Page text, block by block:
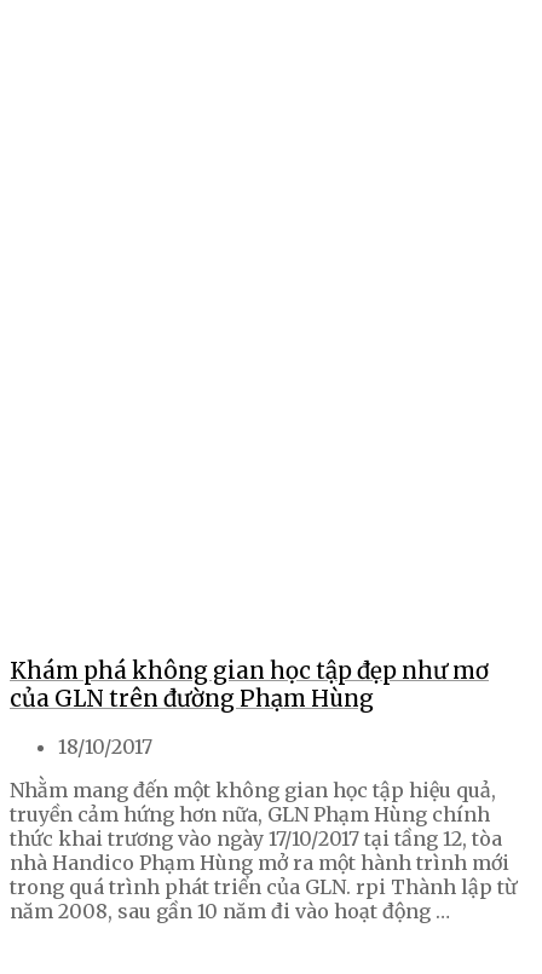
Khám phá không gian học tập đẹp như mơ
của GLN trên đường Phạm Hùng
18/10/2017
Nhằm mang đến một không gian học tập hiệu quả,
truyền cảm hứng hơn nữa, GLN Phạm Hùng chính
thức khai trương vào ngày 17/10/2017 tại tầng 12, tòa
nhà Handico Phạm Hùng mở ra một hành trình mới
trong quá trình phát triển của GLN. rpi Thành lập từ
năm 2008, sau gần 10 năm đi vào hoạt động …